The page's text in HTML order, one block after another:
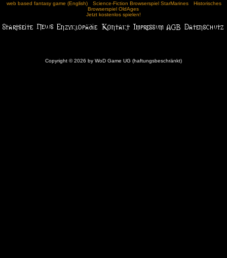
web based fantasy game (English) Science-Fiction Browserspiel StarMarines
Historisches
Browserspiel OldAges
Jetzt kostenlos spielen!
Copyright © 2026 by WoD Game UG (haftungsbeschränkt)